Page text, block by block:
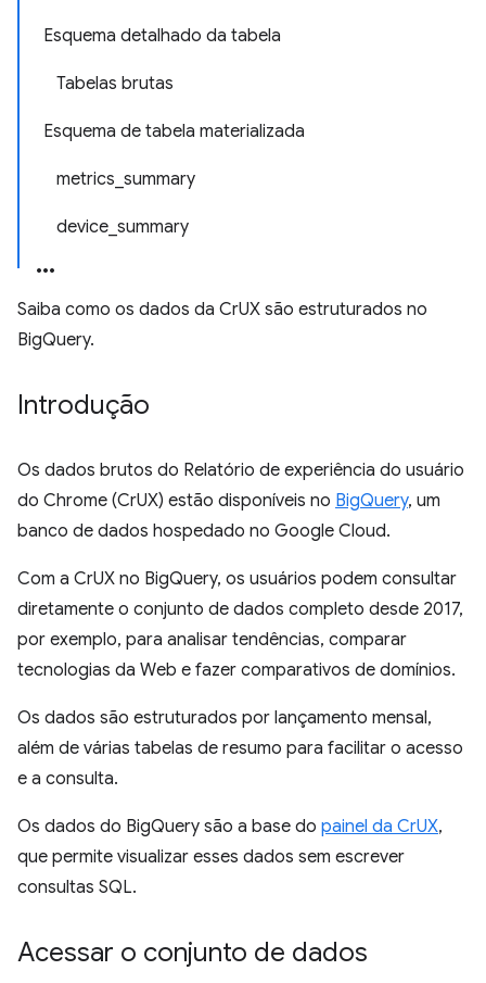
Esquema detalhado da tabela
Tabelas brutas
Esquema de tabela materializada
metrics_summary
device_summary
Saiba como os dados da CrUX são estruturados no
BigQuery.
Introdução
Os dados brutos do Relatório de experiência do usuário
do Chrome (CrUX) estão disponíveis no BigQuery, um
banco de dados hospedado no Google Cloud.
Com a CrUX no BigQuery, os usuários podem consultar
diretamente o conjunto de dados completo desde 2017,
por exemplo, para analisar tendências, comparar
tecnologias da Web e fazer comparativos de domínios.
Os dados são estruturados por lançamento mensal,
além de várias tabelas de resumo para facilitar o acesso
e a consulta.
Os dados do BigQuery são a base do painel da CrUX,
que permite visualizar esses dados sem escrever
consultas SQL.
Acessar o conjunto de dados